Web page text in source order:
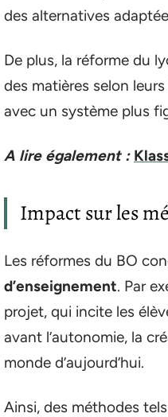
des alternatives
De plus, la réforme du
des matières selon
avec un système plus
A lire également :
Impact sur les
Les réformes du BO
d’enseignement. Par
projet, qui incite les
avant l’autonomie, la
monde d’aujourd’hui.
Ainsi, des méthodes